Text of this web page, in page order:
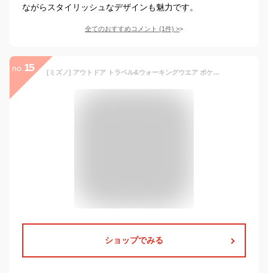
ながらスタイリッシュなデザインも魅力です。
全てのおすすめコメント (1件) >
no. 15 [ミズノ] アウトドア トラベル&ウォーキングウエア ポケッタブル ウィンドシェルパンツ 撥水 防風 go to by B2MF1210 レディース ブラック M
ショップでみる